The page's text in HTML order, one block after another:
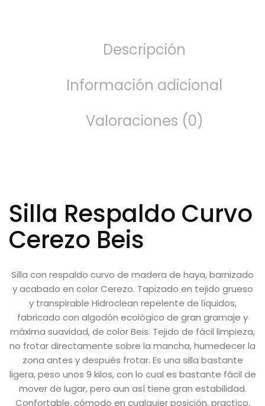
Descripción
Información adicional
Valoraciones (0)
Silla Respaldo Curvo
Cerezo Beis
Silla con respaldo curvo de madera de haya, barnizado
y acabado en color Cerezo. Tapizado en tejido grueso
y transpirable Hidroclean repelente de líquidos,
fabricado con algodón ecológico de gran gramaje y
máxima suavidad, de color Beis. Tejido de fácil limpieza,
no frotar directamente sobre la mancha, humedecer la
zona antes y después frotar. Es una silla bastante
ligera, peso unos 9 kilos, con lo cual es bastante fácil de
mover de lugar, pero aun así tiene gran estabilidad.
Confortable. cómodo en cualquier posición, practico,